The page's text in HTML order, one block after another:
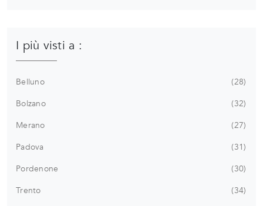
I più visti a :
Belluno
28
Bolzano
32
Merano
27
Padova
31
Pordenone
30
Trento
34